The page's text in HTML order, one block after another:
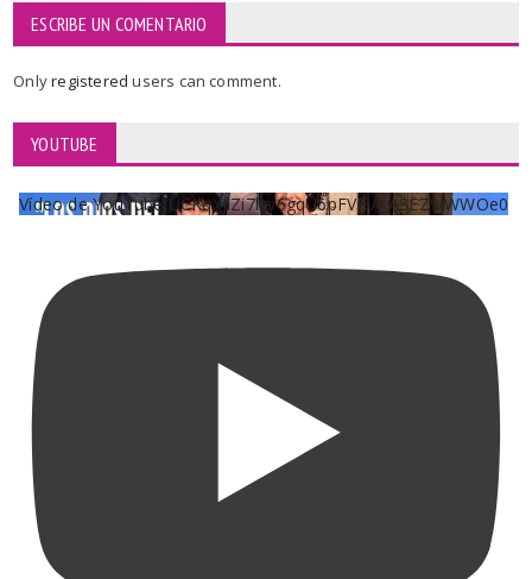
ESCRIBE UN COMENTARIO
Onlyregisteredusers can comment.
YOUTUBE
Vídeo de YouTube UCKqYjiZi7lzy6gqU6pFVFiA_A3EZ9JWWOe0